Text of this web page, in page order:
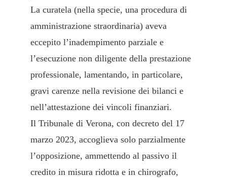
La curatela (nella specie, una procedura di
amministrazione straordinaria) aveva
eccepito l’inadempimento parziale e
l’esecuzione non diligente della prestazione
professionale, lamentando, in particolare,
gravi carenze nella revisione dei bilanci e
nell’attestazione dei vincoli finanziari.
Il Tribunale di Verona, con decreto del 17
marzo 2023, accoglieva solo parzialmente
l’opposizione, ammettendo al passivo il
credito in misura ridotta e in chirografo,